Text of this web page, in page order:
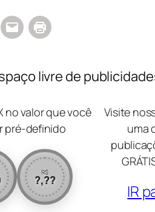
livre de
no valor que você
pré-definido
R$
?,??
Visite
uma
IR